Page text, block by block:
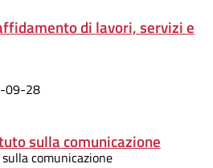
di lavori, servizi e
09-28
sulla comunicazione
comunicazione